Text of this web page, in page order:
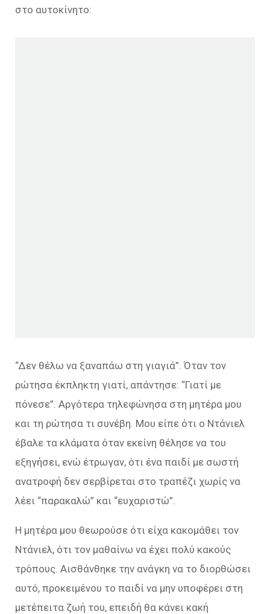
στο αυτοκίνητο:
“Δεν θέλω να ξαναπάω στη γιαγιά”. Όταν τον
ρώτησα έκπληκτη γιατί, απάντησε: “Γιατί με
πόνεσε”. Αργότερα τηλεφώνησα στη μητέρα μου
και τη ρώτησα τι συνέβη. Μου είπε ότι ο Ντάνιελ
έβαλε τα κλάματα όταν εκείνη θέλησε να του
εξηγήσει, ενώ έτρωγαν, ότι ένα παιδί με σωστή
ανατροφή δεν σερβίρεται στο τραπέζι χωρίς να
λέει “παρακαλώ” και “ευχαριστώ”.
Η μητέρα μου θεωρούσε ότι είχα κακομάθει τον
Ντάνιελ, ότι τον μαθαίνω να έχει πολύ κακούς
τρόπους. Αισθάνθηκε την ανάγκη να το διορθώσει
αυτό, προκειμένου το παιδί να μην υποφέρει στη
μετέπειτα ζωή του, επειδή θα κάνει κακή